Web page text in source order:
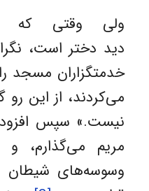
ولی وقتی که
دید دختر است،
خدمتگزاران مسجد
می‌کردند، از این
نیست.» سپس
مریم می‌گذارم، و
وسوسه‌های شیطان